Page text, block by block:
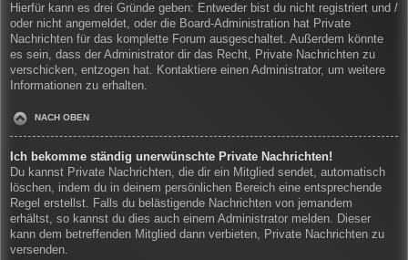
Hierfür kann es drei Gründe geben: Entweder bist du nicht registriert und /
oder nicht angemeldet, oder die Board-Administration hat Private
Nachrichten für das komplette Forum ausgeschaltet. Außerdem könnte
es sein, dass der Administrator dir das Recht, Private Nachrichten zu
verschicken, entzogen hat. Kontaktiere einen Administrator, um weitere
Informationen zu erhalten.
NACH OBEN
Ich bekomme ständig unerwünschte Private Nachrichten!
Du kannst Private Nachrichten, die dir ein Mitglied sendet, automatisch
löschen, indem du in deinem persönlichen Bereich eine entsprechende
Regel erstellst. Falls du belästigende Nachrichten von jemandem
erhältst, so kannst du dies auch einem Administrator melden. Dieser
kann dem betreffenden Mitglied dann verbieten, Private Nachrichten zu
versenden.